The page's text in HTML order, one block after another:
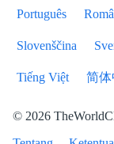
Português
Slovenščina
Tiếng Việt 简体
© 2026